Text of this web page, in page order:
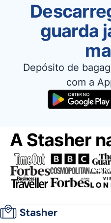
guarda
Depósito de
com a
A Stasher